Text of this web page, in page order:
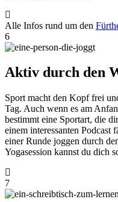
Alle Infos rund um den
6
Aktiv durch den
Sport macht den Kopf frei
Tag. Auch wenn es am
bestimmt eine Sportart, die
einem interessanten Podcast
einer Runde joggen durch
Yogasession kannst du dich
7